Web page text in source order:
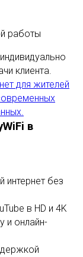
работы
клиента.
для жителей
в
интернет без
в HD и 4K
и онлайн-